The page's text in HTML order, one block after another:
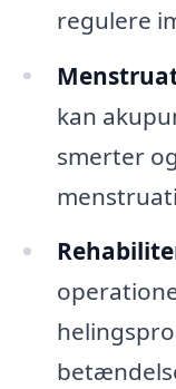
regulere
kan
smerter